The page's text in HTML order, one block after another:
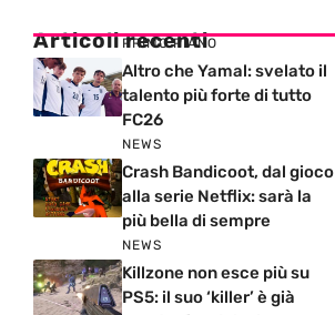
Articoli recenti
PRIMO PIANO
Altro che Yamal: svelato il
talento più forte di tutto
FC26
NEWS
Crash Bandicoot, dal gioco
alla serie Netflix: sarà la
più bella di sempre
NEWS
Killzone non esce più su
PS5: il suo ‘killer’ è già